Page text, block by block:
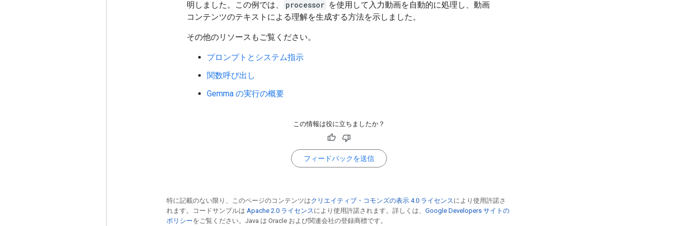
明しました。この例では、
processor を使用して入力動画を自動的に処理し、動画
コンテンツのテキストによる理解を生成する方法を示しました。
その他のリソースもご覧ください。
プロンプトとシステム指示
関数呼び出し
Gemma の実行の概要
この情報は役に立ちましたか？
フィードバックを送信
特に記載のない限り、このページのコンテンツはクリエイティブ・コモンズの表示 4.0 ライセンス により使用許諾さ
れます。コードサンプルは Apache 2.0 ライセンス により使用許諾されます。詳しくは、 Google Developers サイトの
ポリシーをご覧ください。Java は Oracle および関連会社の登録商標です。